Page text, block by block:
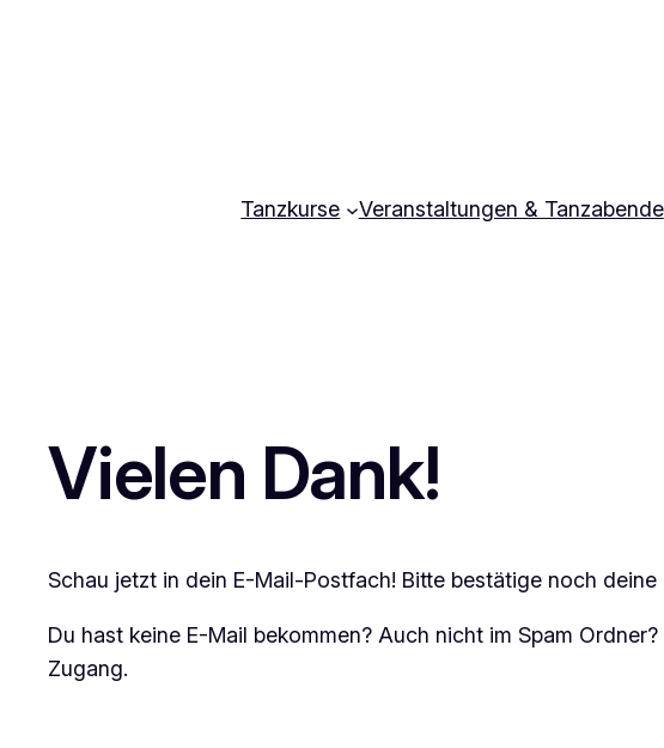
Tanzkurse Veranstaltungen & Tanzabende
Vielen Dank!
Schau jetzt in dein E-Mail-Postfach! Bitte bestätige noch
Du hast keine E-Mail bekommen? Auch nicht im Spam
Zugang.